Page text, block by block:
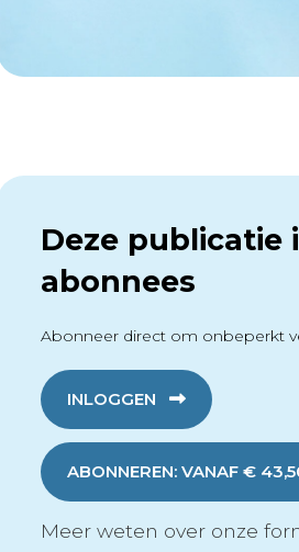
Deze publicatie
abonnees
Abonneer direct om onbeperkt
INLOGGEN
ABONNEREN: VANAF €
Meer weten over onze